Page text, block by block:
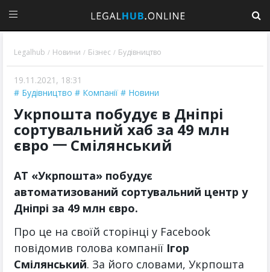
Legalhub / Новини / Бізнес / Будівництво
19.11.2021, 18:31
Будівництво
Компанії Новини
Укрпошта побудує в Дніпрі
сортувальний хаб за 49 млн
євро 一 Смілянський
АТ «Укрпошта» побудує
автоматизований сортувальний центр у
Дніпрі за 49 млн євро.
Про це на своїй сторінці у Facebook
повідомив голова компанії Ігор
Смілянський. За його словами, Укрпошта